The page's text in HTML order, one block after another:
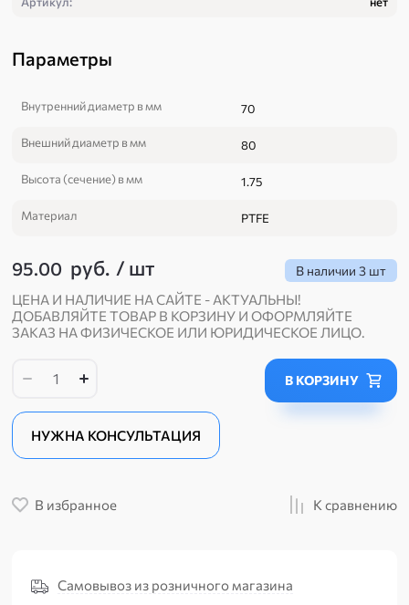
Параметры
Внутренний диаметр в мм 70
Внешний диаметр в мм 80
Высота (сечение) в мм 1.75
Материал PTFE
В наличии 3 шт
95.00 руб. /шт
ЦЕНА И НАЛИЧИЕ НА САЙТЕ - АКТУАЛЬНЫ!
ДОБАВЛЯЙТЕ ТОВАР В КОРЗИНУ И ОФОРМЛЯЙТЕ
ЗАКАЗ НА ФИЗИЧЕСКОЕ ИЛИ ЮРИДИЧЕСКОЕ ЛИЦО.
В КОРЗИНУ
НУЖНА КОНСУЛЬТАЦИЯ
В избранное К сравнению
Самовывоз из розничного магазина